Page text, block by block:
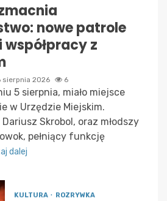
nowe patrole
z
sierpnia 2026 6
5 sierpnia, miało miejsce
w Urzędzie Miejskim.
Skrobol, oraz młodszy
pełniący funkcję
dalej
KULTURA ROZRYWKA